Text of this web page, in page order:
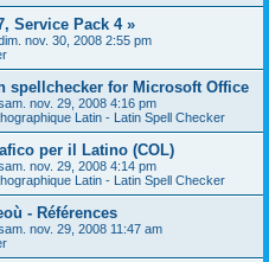
Service Pack 4 »
nov. 30, 2008 2:55 pm
spellchecker for Microsoft Office
nov. 29, 2008 4:16 pm
Latin - Latin Spell Checker
per il Latino (COL)
nov. 29, 2008 4:14 pm
Latin - Latin Spell Checker
- Références
nov. 29, 2008 11:47 am